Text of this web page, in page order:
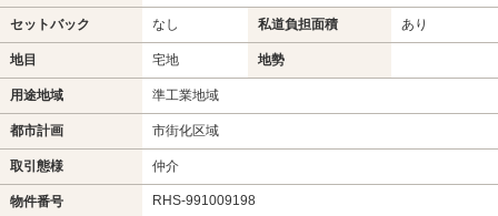
セットバック なし 私道負担面積 あり
地目 宅地 地勢
用途地域 準工業地域
都市計画 市街化区域
取引態様 仲介
物件番号 RHS-991009198